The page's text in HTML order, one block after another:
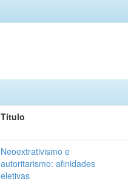
Título
Neoextrativismo e
autoritarismo: afinidades
eletivas